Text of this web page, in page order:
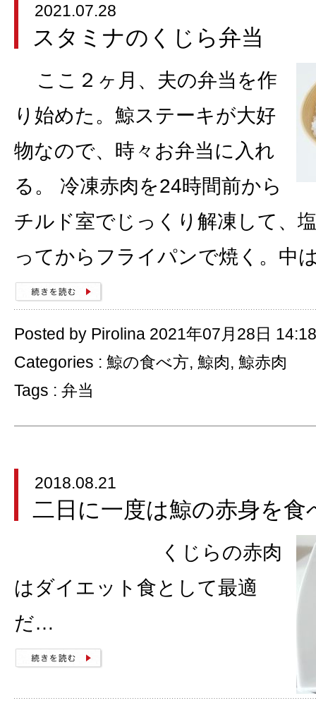
2021.07.28
スタミナのくじら弁当
ここ２ヶ月、夫の弁当を作
り始めた。鯨ステーキが大好
物なので、時々お弁当に入れ
る。 冷凍赤肉を24時間前から
チルド室でじっくり解凍して、
ってからフライパンで焼く。中
Posted by Pirolina 2021年07月28日 14:18
Categories : 鯨の食べ方, 鯨肉, 鯨赤肉
Tags : 弁当
2018.08.21
二日に一度は鯨の赤身を
くじらの赤肉
はダイエット食として最適
だ…